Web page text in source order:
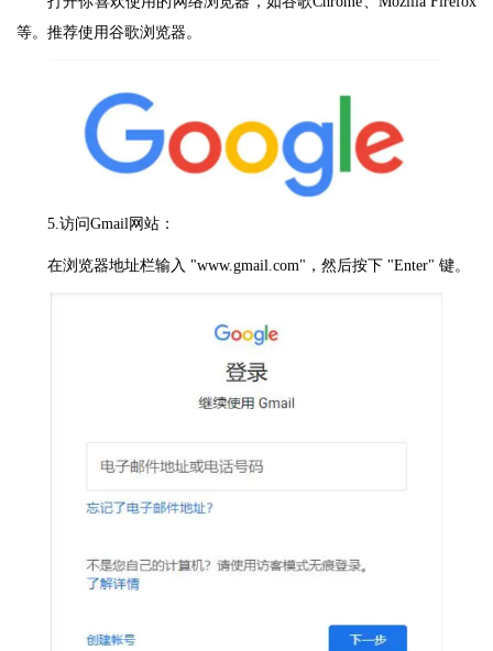
等。推荐使用谷歌浏览器。
5.访问Gmail网站：
在浏览器地址栏输入 "www.gmail.com"，然后按下 "Enter" 键。